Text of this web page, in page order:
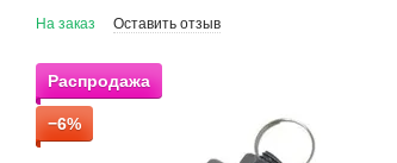
На заказ Оставить отзыв
Распродажа
−6%